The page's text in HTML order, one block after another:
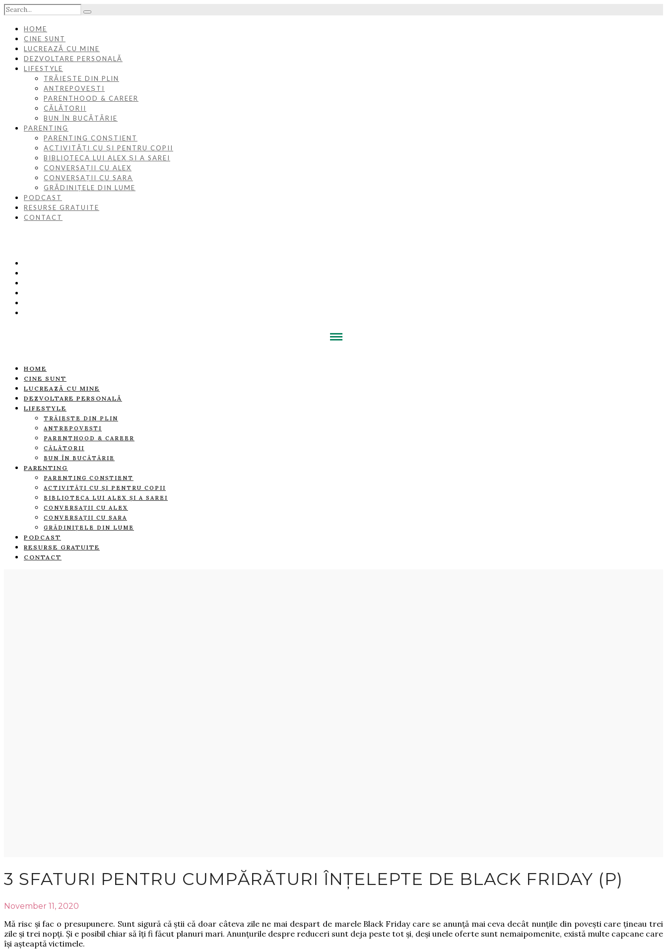
HOME
CINE SUNT
LUCREAZĂ CU MINE
DEZVOLTARE PERSONALĂ
LIFESTYLE
TRĂIEȘTE DIN PLIN
ANTREPOVEȘTI
PARENTHOOD & CAREER
CĂLĂTORII
BUN ÎN BUCĂTĂRIE
PARENTING
PARENTING CONȘTIENT
ACTIVITĂȚI CU ȘI PENTRU COPII
BIBLIOTECA LUI ALEX ȘI A SAREI
CONVERSAȚII CU ALEX
CONVERSAȚII CU SARA
GRĂDINIȚELE DIN LUME
PODCAST
RESURSE GRATUITE
CONTACT
HOME
CINE SUNT
LUCREAZĂ CU MINE
DEZVOLTARE PERSONALĂ
LIFESTYLE
TRĂIEȘTE DIN PLIN
ANTREPOVEȘTI
PARENTHOOD & CAREER
CĂLĂTORII
BUN ÎN BUCĂTĂRIE
PARENTING
PARENTING CONȘTIENT
ACTIVITĂȚI CU ȘI PENTRU COPII
BIBLIOTECA LUI ALEX ȘI A SAREI
CONVERSAȚII CU ALEX
CONVERSAȚII CU SARA
GRĂDINIȚELE DIN LUME
PODCAST
RESURSE GRATUITE
CONTACT
3 SFATURI PENTRU CUMPĂRĂTURI ÎNȚELEPTE DE BLACK FRIDAY (P)
November 11, 2020
Mă risc și fac o presupunere. Sunt sigură că știi că doar câteva zile ne mai despart de marele Black Friday care se anunță mai ceva decât nunțile din povești care țineau trei
zile și trei nopți. Și e posibil chiar să îți fi făcut planuri mari. Anunțurile despre reduceri sunt deja peste tot și, deși unele oferte sunt nemaipomenite, există multe capcane care
își așteaptă victimele.